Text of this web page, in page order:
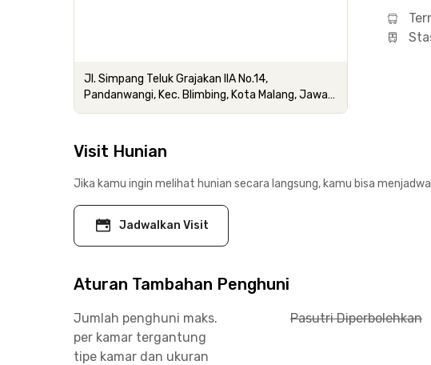
Jl. Simpang Teluk Grajakan IIA No.14,
Pandanwangi, Kec. Blimbing, Kota Malang, Jawa
Timur
Visit Hunian
Jika kamu ingin melihat hunian secara langsung, kamu bisa
Jadwalkan Visit
Aturan Tambahan Penghuni
Jumlah penghuni maks.
per kamar tergantung
tipe kamar dan ukuran
Pasutri Diperbolehkan